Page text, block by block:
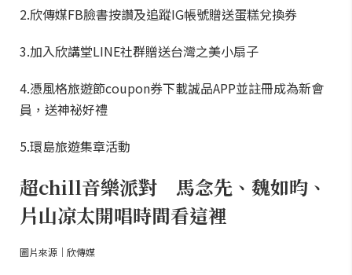
2.欣傳媒FB臉書按讚及追蹤IG帳號贈送蛋糕兌換券
3.加入欣講堂LINE社群贈送台灣之美小扇子
4.憑風格旅遊節coupon券下載誠品APP並註冊成為新會
員，送神祕好禮
5.環島旅遊集章活動
超chill音樂派對 馬念先、魏如昀、
片山凉太開唱時間看這裡
圖片來源｜欣傳媒